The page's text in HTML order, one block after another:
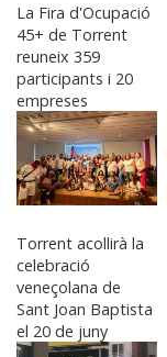
La Fira d'Ocupació
45+ de Torrent
reuneix 359
participants i 20
empreses
Torrent acollirà la
celebració
veneçolana de
Sant Joan Baptista
el 20 de juny